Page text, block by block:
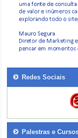
Redes Sociais
Palestras e